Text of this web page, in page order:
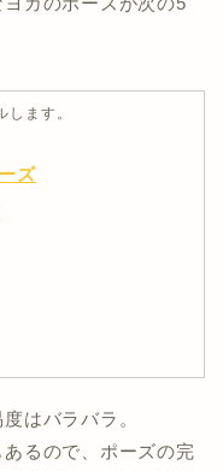
ます。
ズ
はバラバラ。
るので、ポーズの完